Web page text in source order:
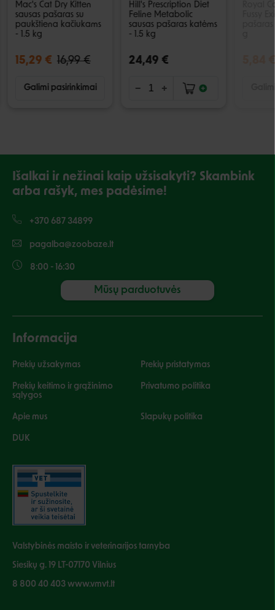
Mac's Cat Dry Kitten
sausas pašaras su
paukštiena kačiukams
- 1.5 kg
15,29 € 16,99 €
Galimi pasirinkimai
Hill's Prescription Diet
Feline Metabolic
sausas pašaras katėms
- 1.5 kg
24,49 €
Royal
5,84 €
Išalkai ir nežinai kaip užsisakyti? Skambink
arba rašyk, mes padėsime!
+370 687 34899
pagalba@zoobaze.lt
8:00 - 16:30
Mūsų parduotuvės
Informacija
Prekių užsakymas Prekių pristatymas
Prekių keitimo ir grąžinimo
sąlygos
Privatumo politika
Apie mus Slapukų politika
DUK
Valstybinės maisto ir veterinarijos tarnyba
Siesikų g. 19 LT-07170 Vilnius
8 800 40 403 www.vmvt.lt